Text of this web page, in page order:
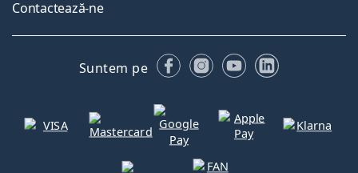
Contactează-ne
Suntem pe FacebookInstagram
YouTubeLinkedIn